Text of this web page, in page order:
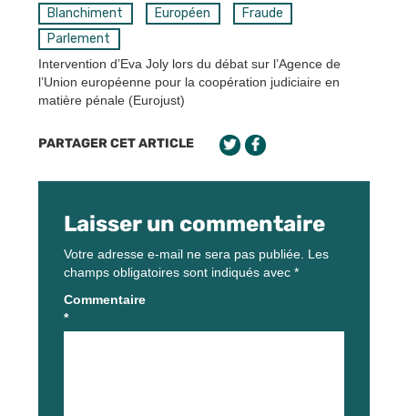
Blanchiment Européen
Fraude
Parlement
Intervention d’Eva Joly lors du débat sur l’Agence de
l’Union européenne pour la coopération judiciaire en
matière pénale (Eurojust)
PARTAGER CET ARTICLE
Laisser un commentaire
Votre adresse e-mail ne sera pas publiée. Les
champs obligatoires sont indiqués avec *
Commentaire
*